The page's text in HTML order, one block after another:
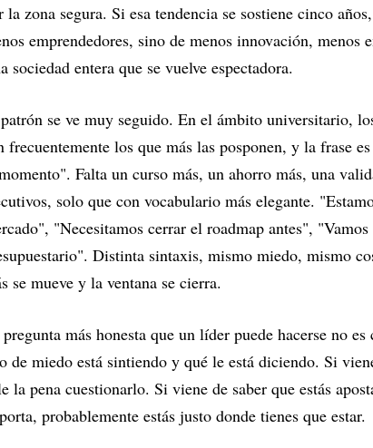
la zona segura. Si esa tendencia se sostiene cinco
emprendedores, sino de menos innovación, menos
sociedad entera que se vuelve espectadora.
se ve muy seguido. En el ámbito universitario,
frecuentemente los que más las posponen, y la frase
Falta un curso más, un ahorro más, una
solo que con vocabulario más elegante.
"Necesitamos cerrar el roadmap antes",
Distinta sintaxis, mismo miedo, mismo
se mueve y la ventana se cierra.
más honesta que un líder puede hacerse no
de miedo está sintiendo y qué le está diciendo. Si
la pena cuestionarlo. Si viene de saber que estás
probablemente estás justo donde tienes que estar.